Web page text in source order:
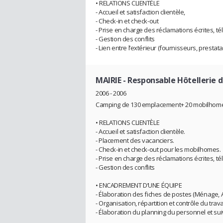
• RELATIONS CLIENTÈLE
- Accueil et satisfaction clientèle,
- Check-in et check-out
- Prise en charge des réclamations écrites,
- Gestion des conflits
- Lien entre l’extérieur (fournisseurs,
MAIRIE- Responsable Hôtellerie
2006 - 2006
Camping de 130 emplacement+ 20
• RELATIONS CLIENTÈLE
- Accueil et satisfaction clientèle.
- Placement des vacanciers.
- Check-in et check-out pour les mobilhomes.
- Prise en charge des réclamations écrites,
- Gestion des conflits
• ENCADREMENT D’UNE ÉQUIPE
- Élaboration des fiches de postes (Ménage,
- Organisation, répartition et contrôle du
- Élaboration du planning du personnel et